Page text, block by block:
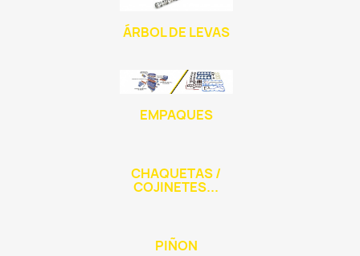
ÁRBOL DE LEVAS
EMPAQUES
CHAQUETAS /
COJINETES...
PIÑON